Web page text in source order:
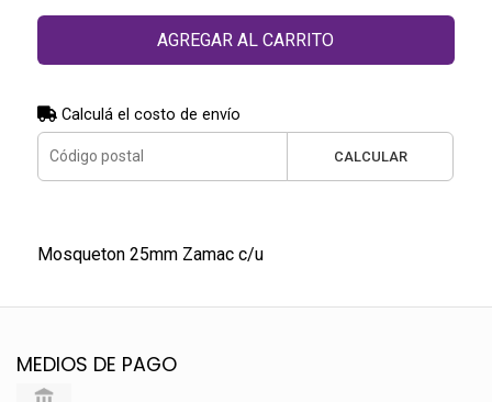
AGREGAR AL CARRITO
Calculá el costo de envío
CALCULAR
Mosqueton 25mm Zamac c/u
MEDIOS DE PAGO